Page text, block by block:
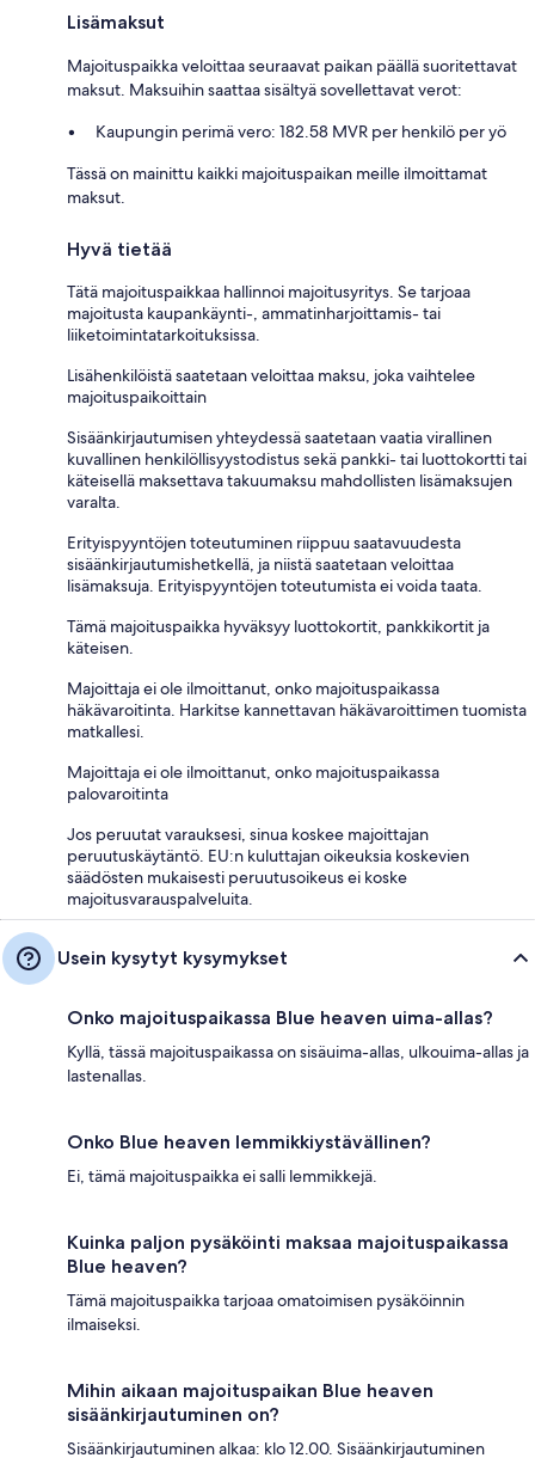
Lisämaksut
Majoituspaikka veloittaa seuraavat paikan päällä suoritettavat
maksut. Maksuihin saattaa sisältyä sovellettavat verot:
Kaupungin perimä vero: 182.58 MVR per henkilö per yö
Tässä on mainittu kaikki majoituspaikan meille ilmoittamat
maksut.
Hyvä tietää
Tätä majoituspaikkaa hallinnoi majoitusyritys. Se tarjoaa
majoitusta kaupankäynti-, ammatinharjoittamis- tai
liiketoimintatarkoituksissa.
Lisähenkilöistä saatetaan veloittaa maksu, joka vaihtelee
majoituspaikoittain
Sisäänkirjautumisen yhteydessä saatetaan vaatia virallinen
kuvallinen henkilöllisyystodistus sekä pankki- tai luottokortti tai
käteisellä maksettava takuumaksu mahdollisten lisämaksujen
varalta.
Erityispyyntöjen toteutuminen riippuu saatavuudesta
sisäänkirjautumishetkellä, ja niistä saatetaan veloittaa
lisämaksuja. Erityispyyntöjen toteutumista ei voida taata.
Tämä majoituspaikka hyväksyy luottokortit, pankkikortit ja
käteisen.
Majoittaja ei ole ilmoittanut, onko majoituspaikassa
häkävaroitinta. Harkitse kannettavan häkävaroittimen tuomista
matkallesi.
Majoittaja ei ole ilmoittanut, onko majoituspaikassa
palovaroitinta
Jos peruutat varauksesi, sinua koskee majoittajan
peruutuskäytäntö. EU:n kuluttajan oikeuksia koskevien
säädösten mukaisesti peruutusoikeus ei koske
majoitusvarauspalveluita.
Usein kysytyt kysymykset
Onko majoituspaikassa Blue heaven uima-allas?
Kyllä, tässä majoituspaikassa on sisäuima-allas, ulkouima-allas ja
lastenallas.
Onko Blue heaven lemmikkiystävällinen?
Ei, tämä majoituspaikka ei salli lemmikkejä.
Kuinka paljon pysäköinti maksaa majoituspaikassa
Blue heaven?
Tämä majoituspaikka tarjoaa omatoimisen pysäköinnin
ilmaiseksi.
Mihin aikaan majoituspaikan Blue heaven
sisäänkirjautuminen on?
Sisäänkirjautuminen alkaa: klo 12.00. Sisäänkirjautuminen